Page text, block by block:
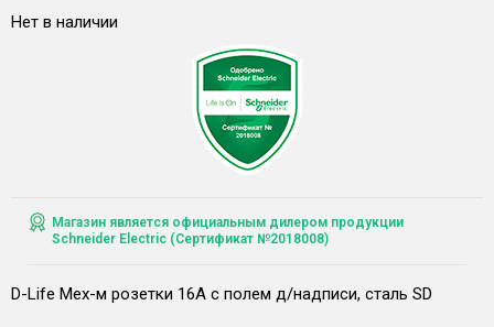
Нет в наличии
Магазин является официальным дилером продукции
Schneider Electric (Сертификат №2018008)
D-Life Мех-м розетки 16А с полем д/надписи, сталь SD